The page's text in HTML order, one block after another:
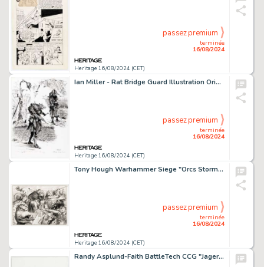
Heritage 16/08/2024 (CET)
terminée
16/08/2024
passez premium
Ian Miller - Rat Bridge Guard Illustration Original Art (1992). (Total: 2 Items)
Heritage 16/08/2024 (CET)
terminée
16/08/2024
passez premium
Tony Hough Warhammer Siege "Orcs Storming Battlements" Illustration Original Art (Games Workshop, 1988). (Total: 2 Items)
Heritage 16/08/2024 (CET)
terminée
16/08/2024
passez premium
Randy Asplund-Faith BattleTech CCG "JagerMech JM6-S" Painting Original Art (Wizards of the Coast, 1996).